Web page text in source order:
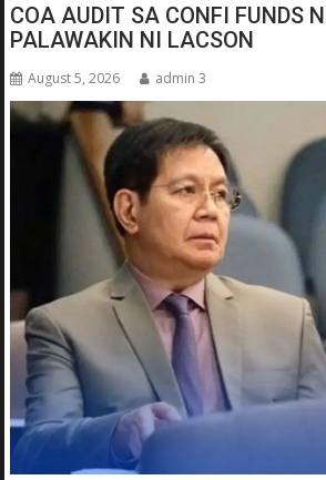
COA AUDIT SA CONFI FUNDS
PALAWAKIN NI LACSON
August 5, 2026 admin 3